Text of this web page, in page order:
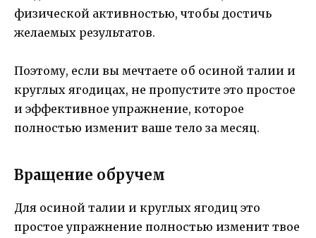
физической активностью, чтобы достичь
желаемых результатов.
Поэтому, если вы мечтаете об осиной талии и
круглых ягодицах, не пропустите это простое
и эффективное упражнение, которое
полностью изменит ваше тело за месяц.
Вращение обручем
Для осиной талии и круглых ягодиц это
простое упражнение полностью изменит твое